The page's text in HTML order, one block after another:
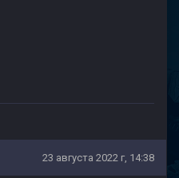
23 августа 2022 г, 14:38